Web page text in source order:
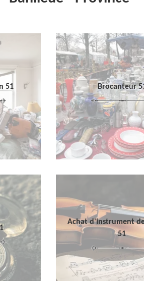
51 Brocanteur
Achat d'instrument
51